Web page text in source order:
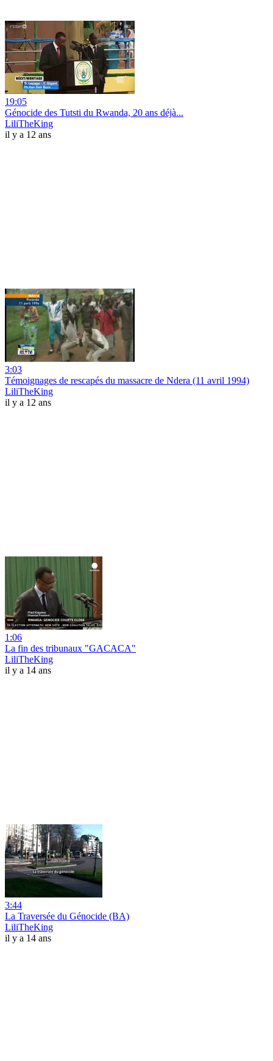
19:05
Génocide des Tutsti du Rwanda, 20 ans déjà...
LiliTheKing
il y a 12 ans
3:03
Témoignages de rescapés du massacre de Ndera (11 avril 1994)
LiliTheKing
il y a 12 ans
1:06
La fin des tribunaux "GACACA"
LiliTheKing
il y a 14 ans
3:44
La Traversée du Génocide (BA)
LiliTheKing
il y a 14 ans